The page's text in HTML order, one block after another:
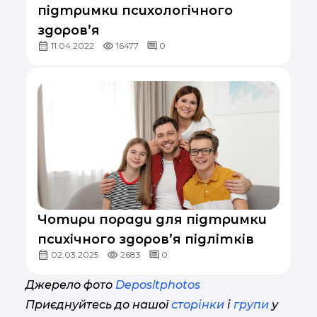
підтримки психологічного
здоров’я
11.04.2022 16477 0
Чотири поради для підтримки
психічного здоров’я підлітків
02.03.2025 2683 0
Джерело фото Depositphotos
Приєднуйтесь до нашоїсторінки і групи у